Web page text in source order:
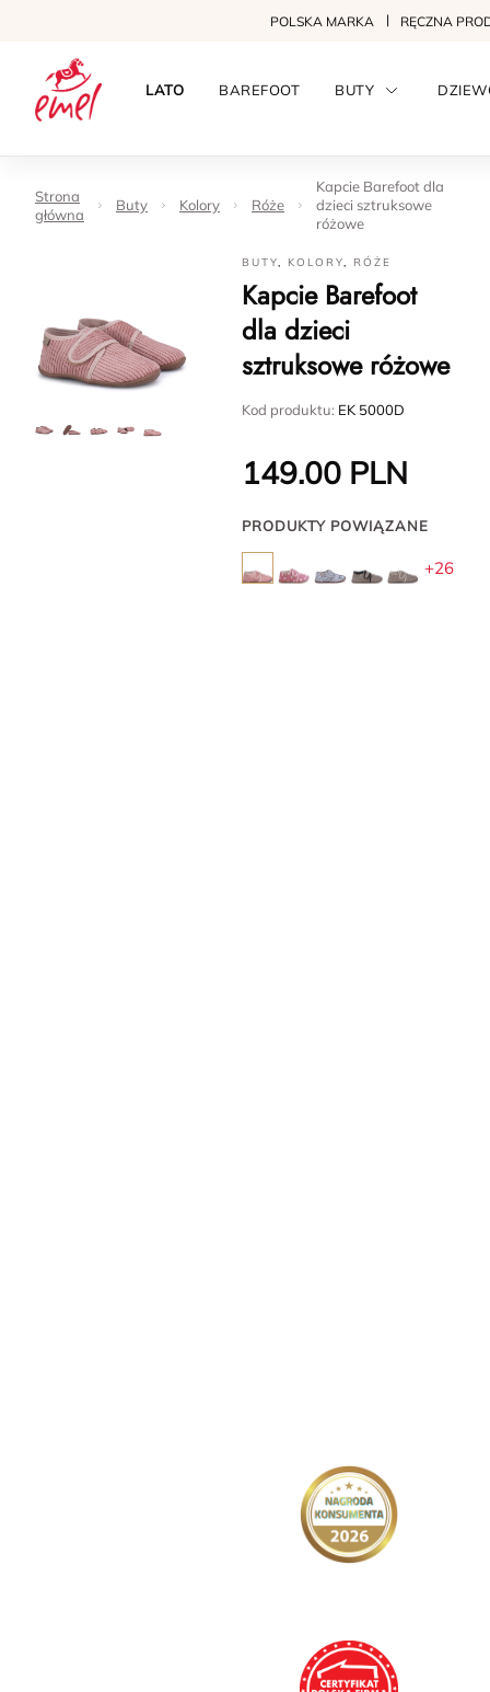
POLSKA MARKA RĘCZNA
LATO BAREFOOT BUTY
Strona
główna
Buty Kolory Róże
Kapcie Barefoot dla
dzieci sztruksowe
różowe
BUTY, KOLORY, RÓŻE
Kapcie Barefoot
dla dzieci
sztruksowe różowe
Kod produktu: EK 5000D
149.00 PLN
PRODUKTY POWIĄZANE
+26